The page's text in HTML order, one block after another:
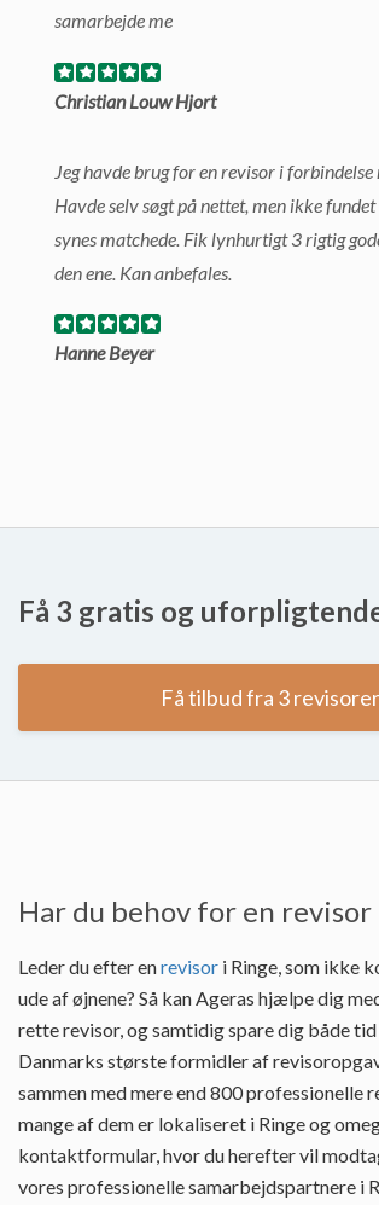
samarbejde me
Christian Louw Hjort
Jeg havde brug for en revisor i
Havde selv søgt på nettet, men ikke fundet
synes matchede. Fik lynhurtigt 3 rigtig
den ene. Kan anbefales.
Hanne Beyer
Få 3 gratis og
Få tilbud fra 3 revisorer
Har du behov for en revisor
Leder du efter enrevisor i Ringe, som ikke
ude af øjnene? Så kan Ageras hjælpe dig
rette revisor, og samtidig spare dig både tid
Danmarks største formidler af
sammen med mere end 800 professionelle
mange af dem er lokaliseret i Ringe og
kontaktformular, hvor du herefter vil
vores professionelle samarbejdspartnere i